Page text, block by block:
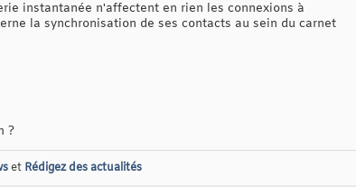
instantanée n'affectent en rien les connexions à
la synchronisation de ses contacts au sein du carnet
?
et Rédigez des actualités